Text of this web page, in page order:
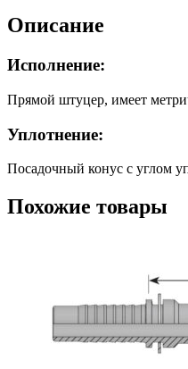
Описание
Исполнение:
Прямой штуцер, имеет
Уплотнение:
Посадочный конус с углом
Похожие товары